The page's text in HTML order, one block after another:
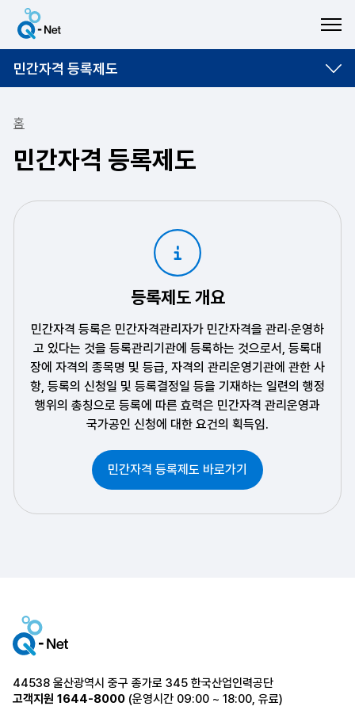
민간자격 등록제도
홈
민간자격 등록제도
등록제도 개요
민간자격 등록은 민간자격관리자가 민간자격을 관리·운영하
고 있다는 것을 등록관리기관에 등록하는 것으로서, 등록대
장에 자격의 종목명 및 등급, 자격의 관리운영기관에 관한 사
항, 등록의 신청일 및 등록결정일 등을 기재하는 일련의 행정
행위의 총칭으로 등록에 따른 효력은 민간자격 관리운영과
국가공인 신청에 대한 요건의 획득임.
민간자격 등록제도 바로가기
44538 울산광역시 중구 종가로 345 한국산업인력공단
고객지원 1644-8000 (운영시간 09:00 ~ 18:00, 유료)